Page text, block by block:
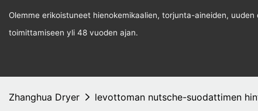
Olemme erikoistuneet hienokemikaalien, torjunta-aineiden,
toimittamiseen yli 48 vuoden ajan.
Zhanghua Dryer levottoman nutsche-suodattimen